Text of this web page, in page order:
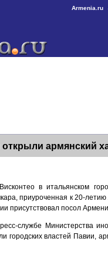
Armenia.ru
армянский
в итальянском
приуроченная к 20-
присутствовал посол
службе Министерства
городских властей Павии,